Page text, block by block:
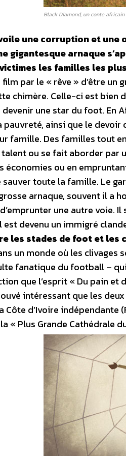
Black Diamond, un conte
une corruption et une
gigantesque arnaque
les familles les
par le « rêve » d’être un
chimère. Celle-ci est bien
une star du foot. En
ainsi que le
famille. Des familles tout
ou se fait aborder par
économies ou en
sauver toute la famille. Le
arnaque, souvent il a
une autre voie.
est devenu un immigré
les stades de foot et les
un monde où les
fanatique du football –
que l’esprit « Du pain et
intéressant que les
Côte d’Ivoire
« Plus Grande Cathédrale